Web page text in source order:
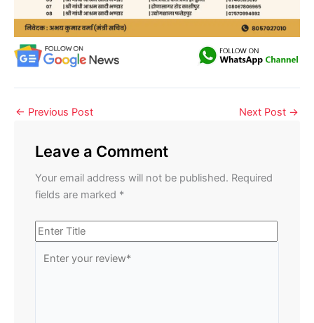
← Previous Post Next Post →
Leave a Comment
Your email address will not be published. Required
fields are marked *